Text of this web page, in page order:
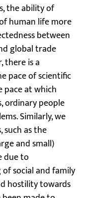
the ability of
human life more
between
global trade
there is a
pace of scientific
pace at which
ordinary people
Similarly, we
as the
and small)
due to
social and family
hostility towards